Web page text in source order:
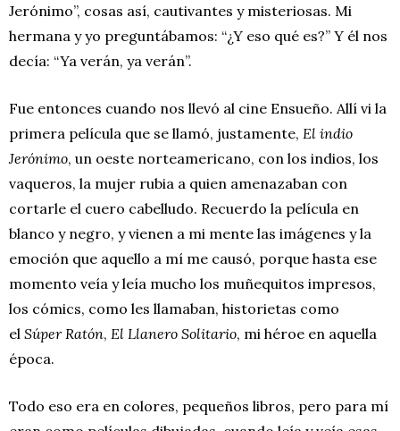
Jerónimo”, cosas así, cautivantes y misteriosas. Mi
hermana y yo preguntábamos: “¿Y eso qué es?” Y él nos
decía: “Ya verán, ya verán”.
Fue entonces cuando nos llevó al cine Ensueño. Allí vi la
primera película que se llamó, justamente, El indio
Jerónimo, un oeste norteamericano, con los indios, los
vaqueros, la mujer rubia a quien amenazaban con
cortarle el cuero cabelludo. Recuerdo la película en
blanco y negro, y vienen a mi mente las imágenes y la
emoción que aquello a mí me causó, porque hasta ese
momento veía y leía mucho los muñequitos impresos,
los cómics, como les llamaban, historietas como
el Súper Ratón, El Llanero Solitario, mi héroe en aquella
época.
Todo eso era en colores, pequeños libros, pero para mí